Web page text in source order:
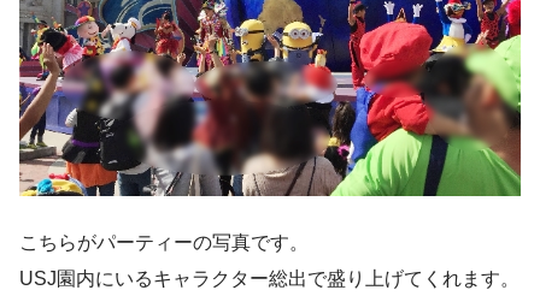
こちらがパーティーの写真です。
USJ園内にいるキャラクター総出で盛り上げてくれます。